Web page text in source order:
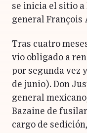
se inicia el sitio a
general François
Tras cuatro
vio obligado a
por segunda vez
de junio). Don
general
Bazaine de
cargo de